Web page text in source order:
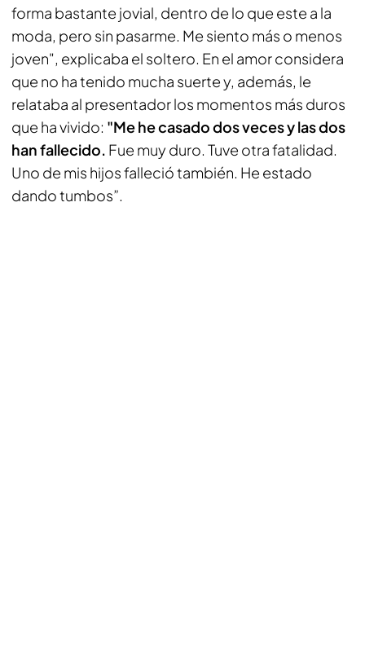
forma bastante jovial, dentro de lo que este a la
moda, pero sin pasarme. Me siento más o menos
joven", explicaba el soltero. En el amor considera
que no ha tenido mucha suerte y, además, le
relataba al presentador los momentos más duros
que ha vivido: "Me he casado dos veces y las dos
han fallecido. Fue muy duro. Tuve otra fatalidad.
Uno de mis hijos falleció también. He estado
dando tumbos”.